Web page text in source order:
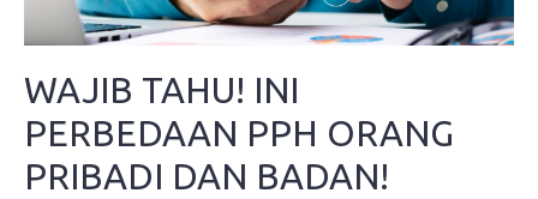
WAJIB TAHU! INI
PERBEDAAN PPH ORANG
PRIBADI DAN BADAN!